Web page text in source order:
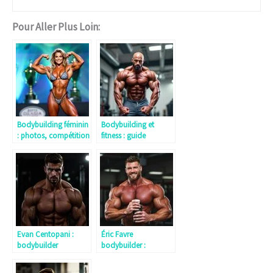
Pour Aller Plus Loin:
Bodybuilding féminin
: photos, compétition
bodybuilders
Bodybuilding et
fitness : guide
physique et
musculation en
compétition
Evan Centopani :
bodybuilder
performances en
Éric Favre
bodybuilder :